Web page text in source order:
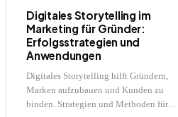
Digitales Storytelling im
Marketing für Gründer:
Erfolgsstrategien und
Anwendungen
Digitales Storytelling hilft Gründern,
Marken aufzubauen und Kunden zu
binden. Strategien und Methoden für